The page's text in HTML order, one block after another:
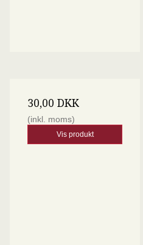
30,00 DKK
(inkl. moms)
Vis produkt